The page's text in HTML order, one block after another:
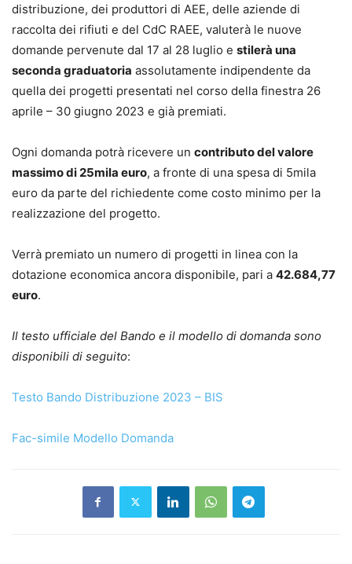
distribuzione, dei produttori di AEE, delle aziende di
raccolta dei rifiuti e del CdC RAEE, valuterà le nuove
domande pervenute dal 17 al 28 luglio e stilerà una
seconda graduatoria assolutamente indipendente da
quella dei progetti presentati nel corso della finestra 26
aprile – 30 giugno 2023 e già premiati.
Ogni domanda potrà ricevere un contributo del valore
massimo di 25mila euro, a fronte di una spesa di 5mila
euro da parte del richiedente come costo minimo per la
realizzazione del progetto.
Verrà premiato un numero di progetti in linea con la
dotazione economica ancora disponibile, pari a 42.684,77
euro.
Il testo ufficiale del Bando e il modello di domanda sono
disponibili di seguito:
Testo Bando Distribuzione 2023 – BIS
Fac-simile Modello Domanda